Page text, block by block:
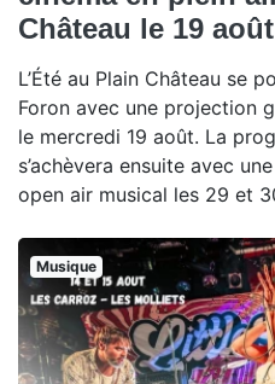
Château le 19 août
L’Été au Plain Château se
Foron avec une projection
le mercredi 19 août. La
s’achèvera ensuite avec
open air musical les 29 et
Musique